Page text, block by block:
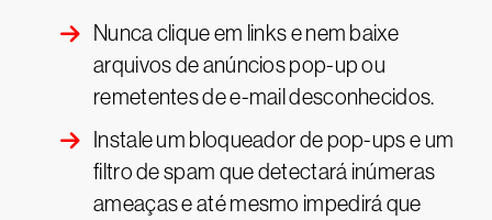
Nunca clique em links e nem baixe
arquivos de anúncios pop-up ou
remetentes de e-mail desconhecidos.
Instale um bloqueador de pop-ups e um
filtro de spam que detectará inúmeras
ameaças e até mesmo impedirá que